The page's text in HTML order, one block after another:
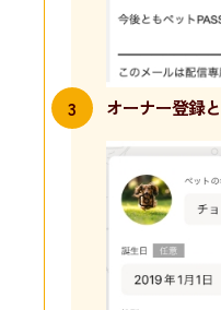
3 オーナー登録と